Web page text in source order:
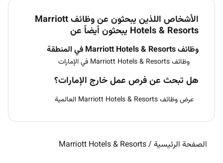
الأشخاص اللذين يبحثون عن وظائف Marriott
Hotels & Resorts يبحثون أيضاً عن
وظائف Marriott Hotels & Resorts في المنطقة
وظائف Marriott Hotels & Resorts في الإمارات
هل تبحث عن فرص عمل خارج الإمارات؟
عرض وظائف Marriott Hotels & Resorts العالمية
الصفحة الرئيسية /
Marriott Hotels & Resorts